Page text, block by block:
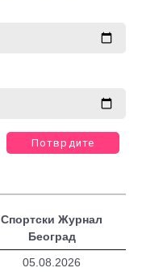
Потврдите
Спортски Журнал
Београд
05.08.2026